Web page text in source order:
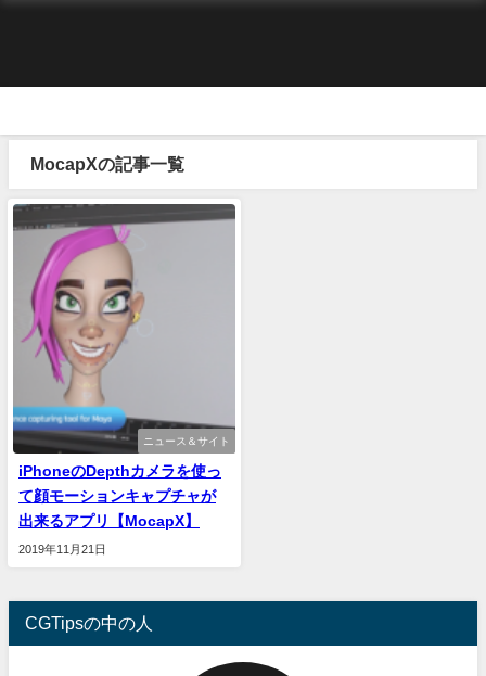
MocapXの記事一覧
ニュース＆サイト
iPhoneのDepthカメラを使っ
て顔モーションキャプチャが
出来るアプリ【MocapX】
2019年11月21日
CGTipsの中の人